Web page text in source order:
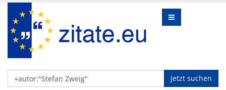
Jetzt suchen